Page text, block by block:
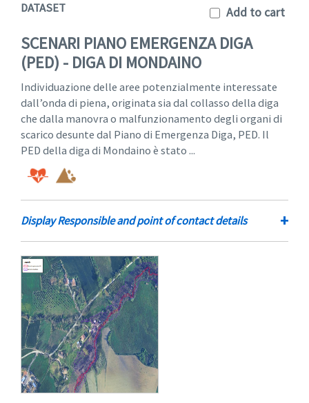
DATASET Add to cart
SCENARI PIANO EMERGENZA DIGA
(PED) - DIGA DI MONDAINO
Individuazione delle aree potenzialmente interessate
dall’onda di piena, originata sia dal collasso della diga
che dalla manovra o malfunzionamento degli organi di
scarico desunte dal Piano di Emergenza Diga, PED. Il
PED della diga di Mondaino è stato ...
Display Responsible and point of contact details +